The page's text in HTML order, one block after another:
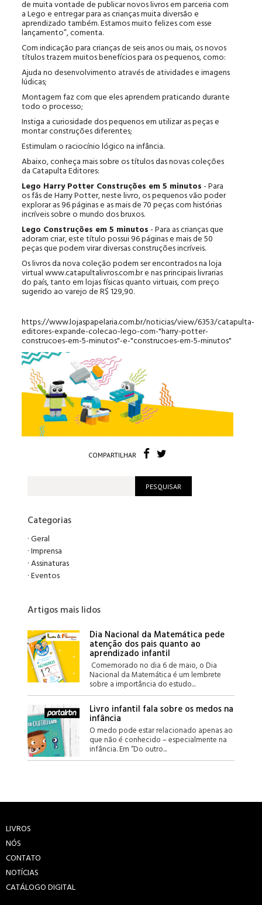
de muita vontade de publicar novos livros em parceria com
a Lego e entregar para as crianças muita diversão e
aprendizado também. Estamos muito felizes com esse
lançamento”, comenta.
Com indicação para crianças de seis anos ou mais, os novos
títulos trazem muitos benefícios para os pequenos, como:
Ajuda no desenvolvimento através de atividades e imagens
lúdicas;
Montagem faz com que eles aprendem praticando durante
todo o processo;
Instiga a curiosidade dos pequenos em utilizar as peças e
montar construções diferentes;
Estimulam o raciocínio lógico na infância.
Abaixo, conheça mais sobre os títulos das novas coleções
da Catapulta Editores:
Lego Harry Potter Construções em 5 minutos- Para
os fãs de Harry Potter, neste livro, os pequenos vão poder
explorar as 96 páginas e as mais de 70 peças com histórias
incríveis sobre o mundo dos bruxos.
Lego Construções em 5 minutos- Para as crianças que
adoram criar, este título possui 96 páginas e mais de 50
peças que podem virar diversas construções incríveis.
Os livros da nova coleção podem ser encontrados na loja
virtual www.catapultalivros.com.br e nas principais livrarias
do país, tanto em lojas físicas quanto virtuais, com preço
sugerido ao varejo de R$ 129,90.
https://www.lojaspapelaria.com.br/noticias/view/6353/catapulta-
editores-expande-colecao-lego-com-"harry-potter-
construcoes-em-5-minutos"-e-"construcoes-em-5-minutos"
COMPARTILHAR
Categorias
·Geral
·Imprensa
·Assinaturas
·Eventos
Artigos mais lidos
Dia Nacional da Matemática pede
atenção dos pais quanto ao
aprendizado infantil
Comemorado no dia 6 de maio, o Dia
Nacional da Matemática é um lembrete
sobre a importância do estudo...
Livro infantil fala sobre os medos na
infância
O medo pode estar relacionado apenas ao
que não é conhecido – especialmente na
infância. Em “Do outro...
LIVROS
NÓS
CONTATO
NOTÍCIAS
CATÁLOGO DIGITAL